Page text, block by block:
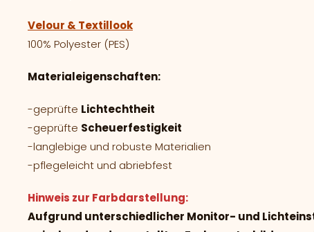
Velour & Textillook
100% Polyester (PES)
Materialeigenschaften:
-geprüfte Lichtechtheit
-geprüfte Scheuerfestigkeit
-langlebige und robuste Materialien
-pflegeleicht und abriebfest
Hinweis zur Farbdarstellung:
Aufgrund unterschiedlicher Monitor- und